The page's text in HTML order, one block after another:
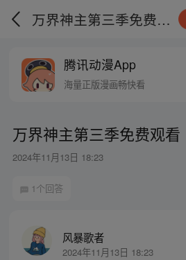
万界神主第三季免费观看
腾讯动漫App
海量正版漫画畅快看
万界神主第三季免费观看
2024年11月13日 18:23
1个回答
风暴歌者
2024年11月13日 18:23